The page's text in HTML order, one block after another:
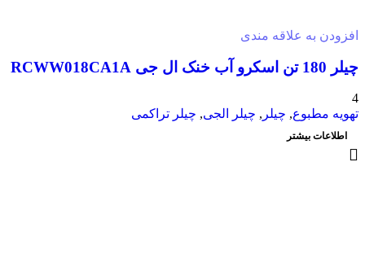
افزودن به علاقه مندی
چیلر 180 تن اسکرو آب خنک ال جی RCWW018CA1A
4
تهویه مطبوع, چیلر , چیلر الجی, چیلر تراکمی
اطلاعات بیشتر